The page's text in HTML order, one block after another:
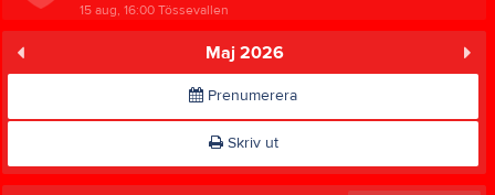
15 aug, 16:00Tössevallen
Maj 2026
Prenumerera
Skriv ut